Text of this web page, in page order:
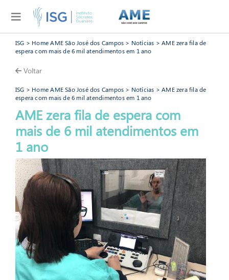
ISG > Home AME São José dos Campos > Notícias > AME zera fila de
espera com mais de 6 mil atendimentos em 1 ano
Voltar
ISG > Home AME São José dos Campos > Notícias > AME zera fila de
espera com mais de 6 mil atendimentos em 1 ano
AME zera fila de espera com
mais de 6 mil atendimentos em
1 anoAME São José dos Campos